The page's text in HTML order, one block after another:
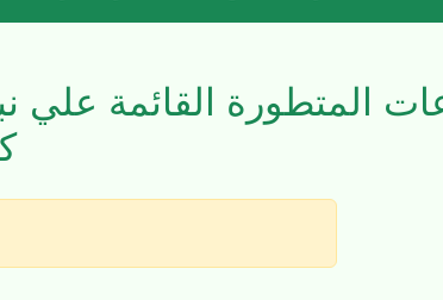
المتطورة القائمة علي